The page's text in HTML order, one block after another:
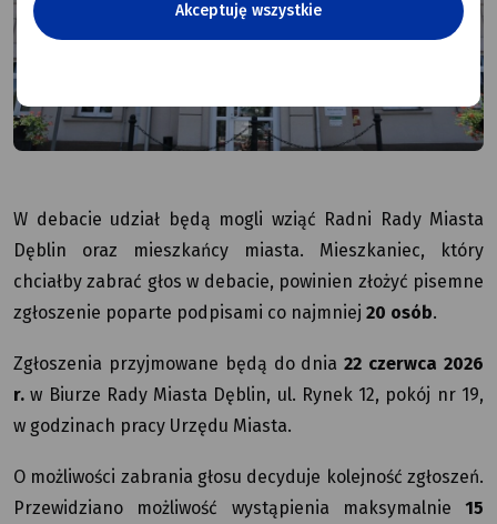
W debacie udział będą mogli wziąć Radni Rady Miasta
Dęblin oraz mieszkańcy miasta. Mieszkaniec, który
chciałby zabrać głos w debacie, powinien złożyć pisemne
zgłoszenie poparte podpisami co najmniej 20 osób.
Zgłoszenia przyjmowane będą do dnia22 czerwca 2026
r. w Biurze Rady Miasta Dęblin, ul. Rynek 12, pokój nr 19,
w godzinach pracy Urzędu Miasta.
O możliwości zabrania głosu decyduje kolejność zgłoszeń.
Przewidziano możliwość wystąpienia maksymalnie 15
Akceptuję wszystkie